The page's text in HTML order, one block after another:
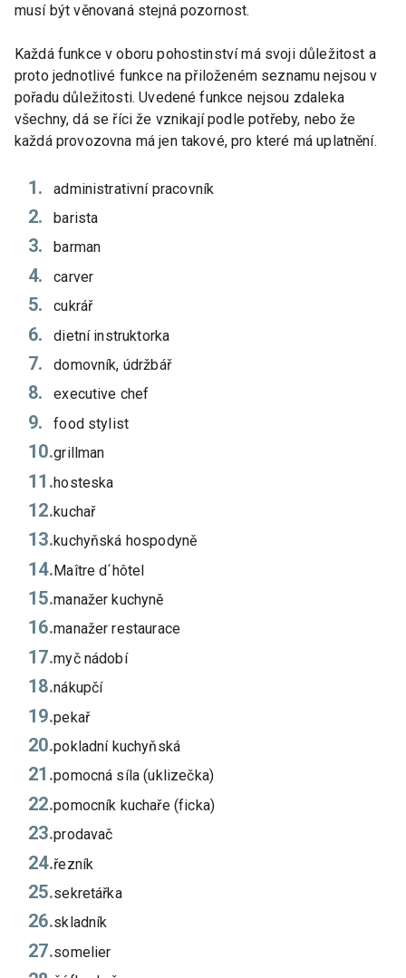
musí být věnovaná stejná pozornost.
Každá funkce v oboru pohostinství má svoji důležitost a
proto jednotlivé funkce na přiloženém seznamu nejsou v
pořadu důležitosti. Uvedené funkce nejsou zdaleka
všechny, dá se říci že vznikají podle potřeby, nebo že
každá provozovna má jen takové, pro které má uplatnění.
administrativní pracovník
barista
barman
carver
cukrář
dietní instruktorka
domovník, údržbář
executive chef
food stylist
grillman
hosteska
kuchař
kuchyňská hospodyně
Maître d´hôtel
manažer kuchyně
manažer restaurace
myč nádobí
nákupčí
pekař
pokladní kuchyňská
pomocná síla (uklizečka)
pomocník kuchaře (ficka)
prodavač
řezník
sekretářka
skladník
somelier